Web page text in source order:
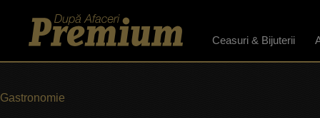
Ceasuri & Bijuterii
Gastronomie